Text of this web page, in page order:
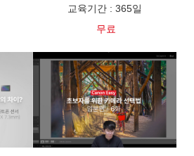
교육기간 : 365일
무료